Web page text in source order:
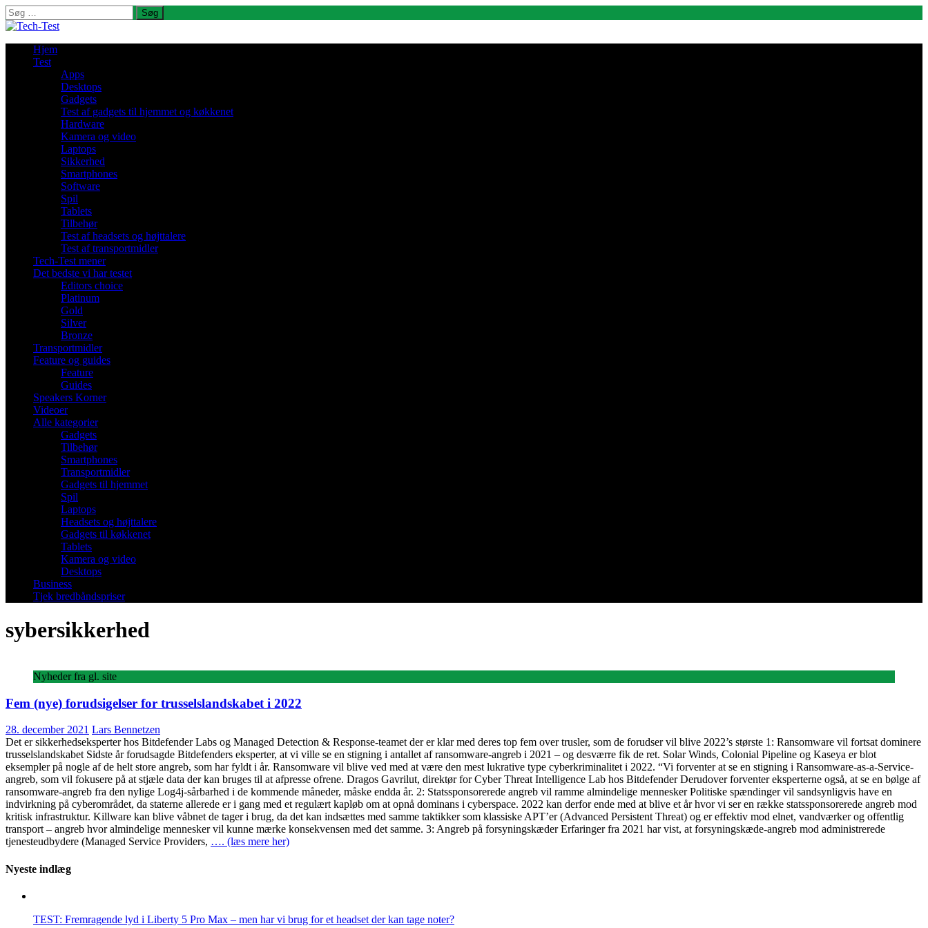
Søg
efter:
Hjem
Test
Apps
Desktops
Gadgets
Test af gadgets til hjemmet og køkkenet
Hardware
Kamera og video
Laptops
Sikkerhed
Smartphones
Software
Spil
Tablets
Tilbehør
Test af headsets og højttalere
Test af transportmidler
Tech-Test mener
Det bedste vi har testet
Editors choice
Platinum
Gold
Silver
Bronze
Transportmidler
Feature og guides
Feature
Guides
Speakers Korner
Videoer
Alle kategorier
Gadgets
Tilbehør
Smartphones
Transportmidler
Gadgets til hjemmet
Spil
Laptops
Headsets og højttalere
Gadgets til køkkenet
Tablets
Kamera og video
Desktops
Business
Tjek bredbåndspriser
sybersikkerhed
Nyheder fra gl. site
Fem (nye) forudsigelser for trusselslandskabet i 2022
28. december 2021 Lars Bennetzen
Det er sikkerhedseksperter hos Bitdefender Labs og Managed Detection & Response-teamet der er klar med deres top fem over trusler, som de forudser vil blive 2022’s største 1: Ransomware vil fortsat dominere
trusselslandskabet Sidste år forudsagde Bitdefenders eksperter, at vi ville se en stigning i antallet af ransomware-angreb i 2021 – og desværre fik de ret. Solar Winds, Colonial Pipeline og Kaseya er blot
eksempler på nogle af de helt store angreb, som har fyldt i år. Ransomware vil blive ved med at være den mest lukrative type cyberkriminalitet i 2022. “Vi forventer at se en stigning i Ransomware-as-a-Service-
angreb, som vil fokusere på at stjæle data der kan bruges til at afpresse ofrene. Dragos Gavrilut, direktør for Cyber Threat Intelligence Lab hos Bitdefender Derudover forventer eksperterne også, at se en bølge af
ransomware-angreb fra den nylige Log4j-sårbarhed i de kommende måneder, måske endda år. 2: Statssponsorerede angreb vil ramme almindelige mennesker Politiske spændinger vil sandsynligvis have en
indvirkning på cyberområdet, da staterne allerede er i gang med et regulært kapløb om at opnå dominans i cyberspace. 2022 kan derfor ende med at blive et år hvor vi ser en række statssponsorerede angreb mod
kritisk infrastruktur. Killware kan blive våbnet de tager i brug, da det kan indsættes med samme taktikker som klassiske APT’er (Advanced Persistent Threat) og er effektiv mod elnet, vandværker og offentlig
transport – angreb hvor almindelige mennesker vil kunne mærke konsekvensen med det samme. 3: Angreb på forsyningskæder Erfaringer fra 2021 har vist, at forsyningskæde-angreb mod administrerede
tjenesteudbydere (Managed Service Providers, …. (læs mere her)
Nyeste indlæg
TEST: Fremragende lyd i Liberty 5 Pro Max – men har vi brug for et headset der kan tage noter?